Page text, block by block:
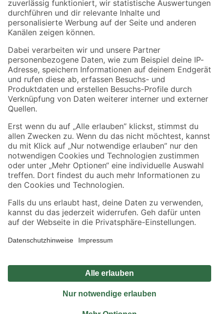
Zur Newsletter Anmeldung
Folge uns
Zahlungsarten Versandarten
Sicher einkaufen
Jetzt die toom-App herunterladen
Alle Preisangaben in EUR inkl. gesetzl. MwSt.. Die dargestellten Angebote sind unter
Umständen nicht in allen Märkten verfügbar. Die angegebenen Verfügbarkeiten beziehen
Produkte nur solange der Vorrat reicht.
*Paketversand ab 59 € versandkostenfrei, gilt nicht für Artikel mit Speditionsversand, hier
Privatsphäre Impressum
Nutzungsbedingungen
Widerrufsrecht
Vertrag widerrufen